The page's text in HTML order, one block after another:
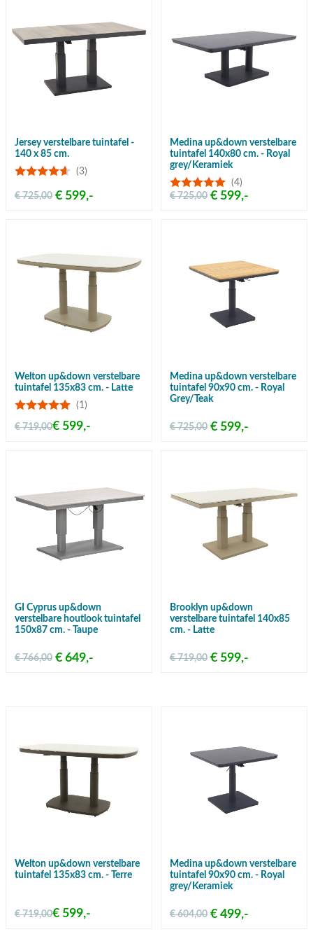
Jersey verstelbare tuintafel -
140 x 85 cm.
(3)
€ 599,-
€ 725,00
Medina up&down verstelbare
tuintafel 140x80 cm. - Royal
grey/Keramiek
(4)
€ 599,-
€ 725,00
Welton up&down verstelbare
tuintafel 135x83 cm. - Latte
(1)
€ 719,00€ 599,-
Medina up&down verstelbare
tuintafel 90x90 cm. - Royal
Grey/Teak
€ 599,-
€ 725,00
GI Cyprus up&down
verstelbare houtlook tuintafel
150x87 cm. - Taupe
€ 649,-
€ 766,00
Brooklyn up&down
verstelbare tuintafel 140x85
cm. - Latte
€ 599,-
€ 719,00
Welton up&down verstelbare
tuintafel 135x83 cm. - Terre
€ 719,00€ 599,-
Medina up&down verstelbare
tuintafel 90x90 cm. - Royal
grey/Keramiek
€ 499,-
€ 604,00